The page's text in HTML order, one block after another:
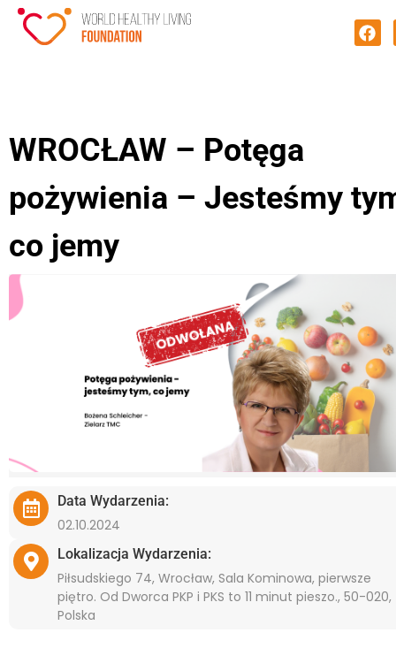
WROCŁAW – Potęga
pożywienia – Jesteśmy
co jemy
Data Wydarzenia:
02.10.2024
Lokalizacja Wydarzenia:
Piłsudskiego 74, Wrocław, Sala Kominowa, pierwsze
piętro. Od Dworca PKP i PKS to 11 minut pieszo., 50-020,
Polska